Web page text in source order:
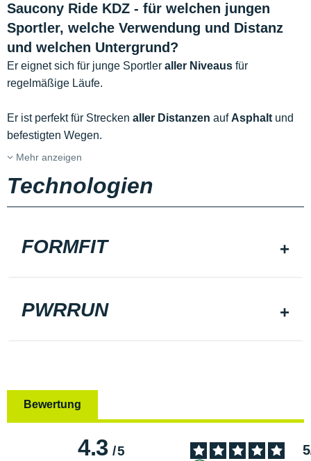
Saucony Ride KDZ - für welchen jungen
Sportler, welche Verwendung und Distanz
und welchen Untergrund?
Er eignet sich für junge Sportler aller Niveaus für
regelmäßige Läufe.
Er ist perfekt für Strecken aller Distanzen auf Asphalt und
befestigten Wegen.
Mehr anzeigen
Technologien
FORMFIT
PWRRUN
Bewertung
4.3/5 5